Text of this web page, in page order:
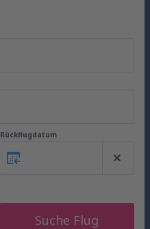
Rückflugdatum
Suche Flug